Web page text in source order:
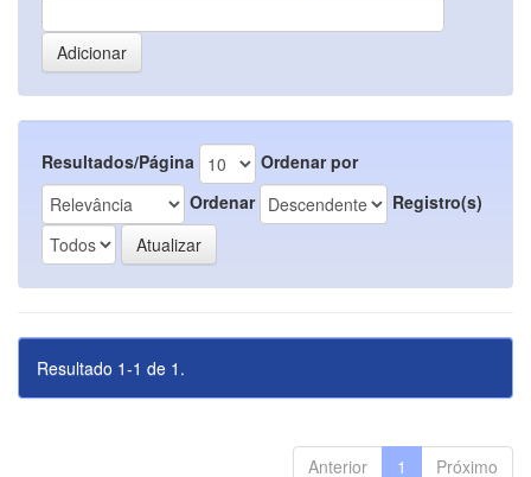
Resultados/Página
Ordenar por
Ordenar
Registro(s)
Resultado 1-1 de 1.
Anterior 1 Próximo